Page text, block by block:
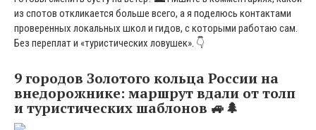
из спотов откликается больше всего, а я поделюсь контактами
проверенных локальных школ и гидов, с которыми работаю сам.
Без переплат и «туристических ловушек». 👇
9 городов Золотого кольца России на
внедорожнике: маршрут вдали от толп
и туристических шаблонов 🚙🌲